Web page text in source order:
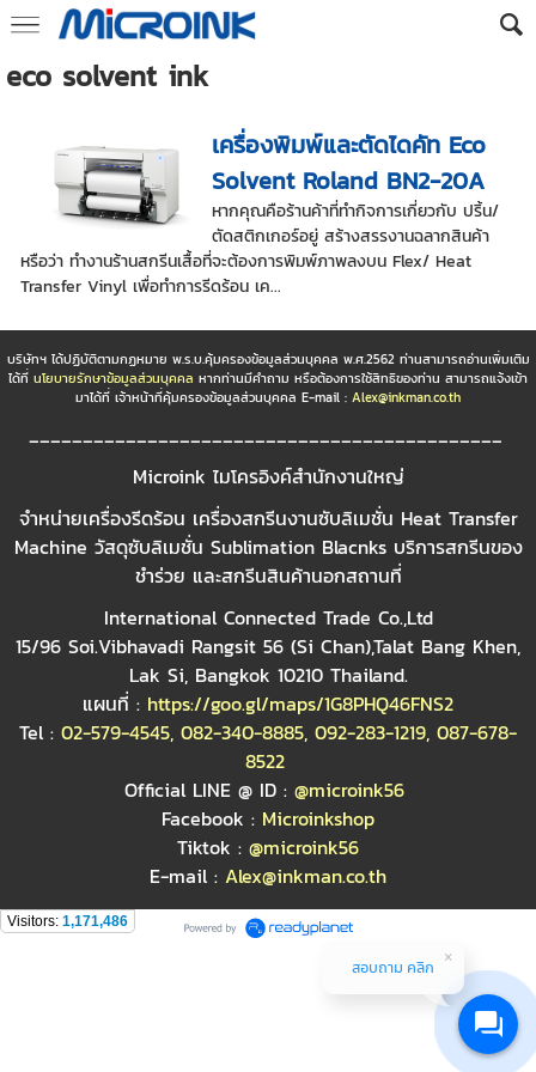
eco solvent ink
เครื่องพิมพ์และตัดไดคัท Eco
Solvent Roland BN2-20A
หากคุณคือร้านค้าที่ทำกิจการเกี่ยวกับ ปริ้น/
ตัดสติกเกอร์อยู่ สร้างสรรงานฉลากสินค้า
หรือว่า ทำงานร้านสกรีนเสื้อที่จะต้องการพิมพ์ภาพลงบน Flex/ Heat
Transfer Vinyl เพื่อทำการรีดร้อน เค...
บริษัทฯ ได้ปฏิบัติตามกฏหมาย พ.ร.บ.คุ้มครองข้อมูลส่วนบุคคล พ.ศ.2562 ท่านสามารถอ่านเพิ่มเติม
ได้ที่ นโยบายรักษาข้อมูลส่วนบุคคล หากท่านมีคำถาม หรือต้องการใช้สิทธิของท่าน สามารถแจ้งเข้า
มาได้ที่ เจ้าหน้าที่คุ้มครองข้อมูลส่วนบุคคล E-mail : Alex@inkman.co.th
____________________________________________
Microink ไมโครอิงค์สำนักงานใหญ่
จำหน่ายเครื่องรีดร้อน เครื่องสกรีนงานซับลิเมชั่น Heat Transfer
Machine วัสดุซับลิเมชั่น Sublimation Blacnks บริการสกรีนของ
ชำร่วย และสกรีนสินค้านอกสถานที่
International Connected Trade Co.,Ltd
15/96 Soi.Vibhavadi Rangsit 56 (Si Chan),Talat Bang Khen,
Lak Si, Bangkok 10210 Thailand.
แผนที่ : https://goo.gl/maps/1G8PHQ46FNS2
Tel : 02-579-4545, 082-340-8885, 092-283-1219, 087-678-
8522
Official LINE @ ID : @microink56
Facebook : Microinkshop
Tiktok : @microink56
E-mail : Alex@inkman.co.th
Visitors: 1,171,486
สอบถาม คลิก